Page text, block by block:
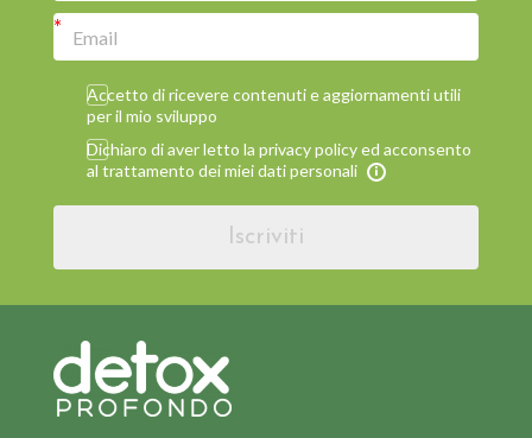
Accetto di ricevere contenuti e aggiornamenti utili
per il mio sviluppo
Dichiaro di aver letto la privacy policy ed acconsento
al trattamento dei miei dati personali
Iscriviti